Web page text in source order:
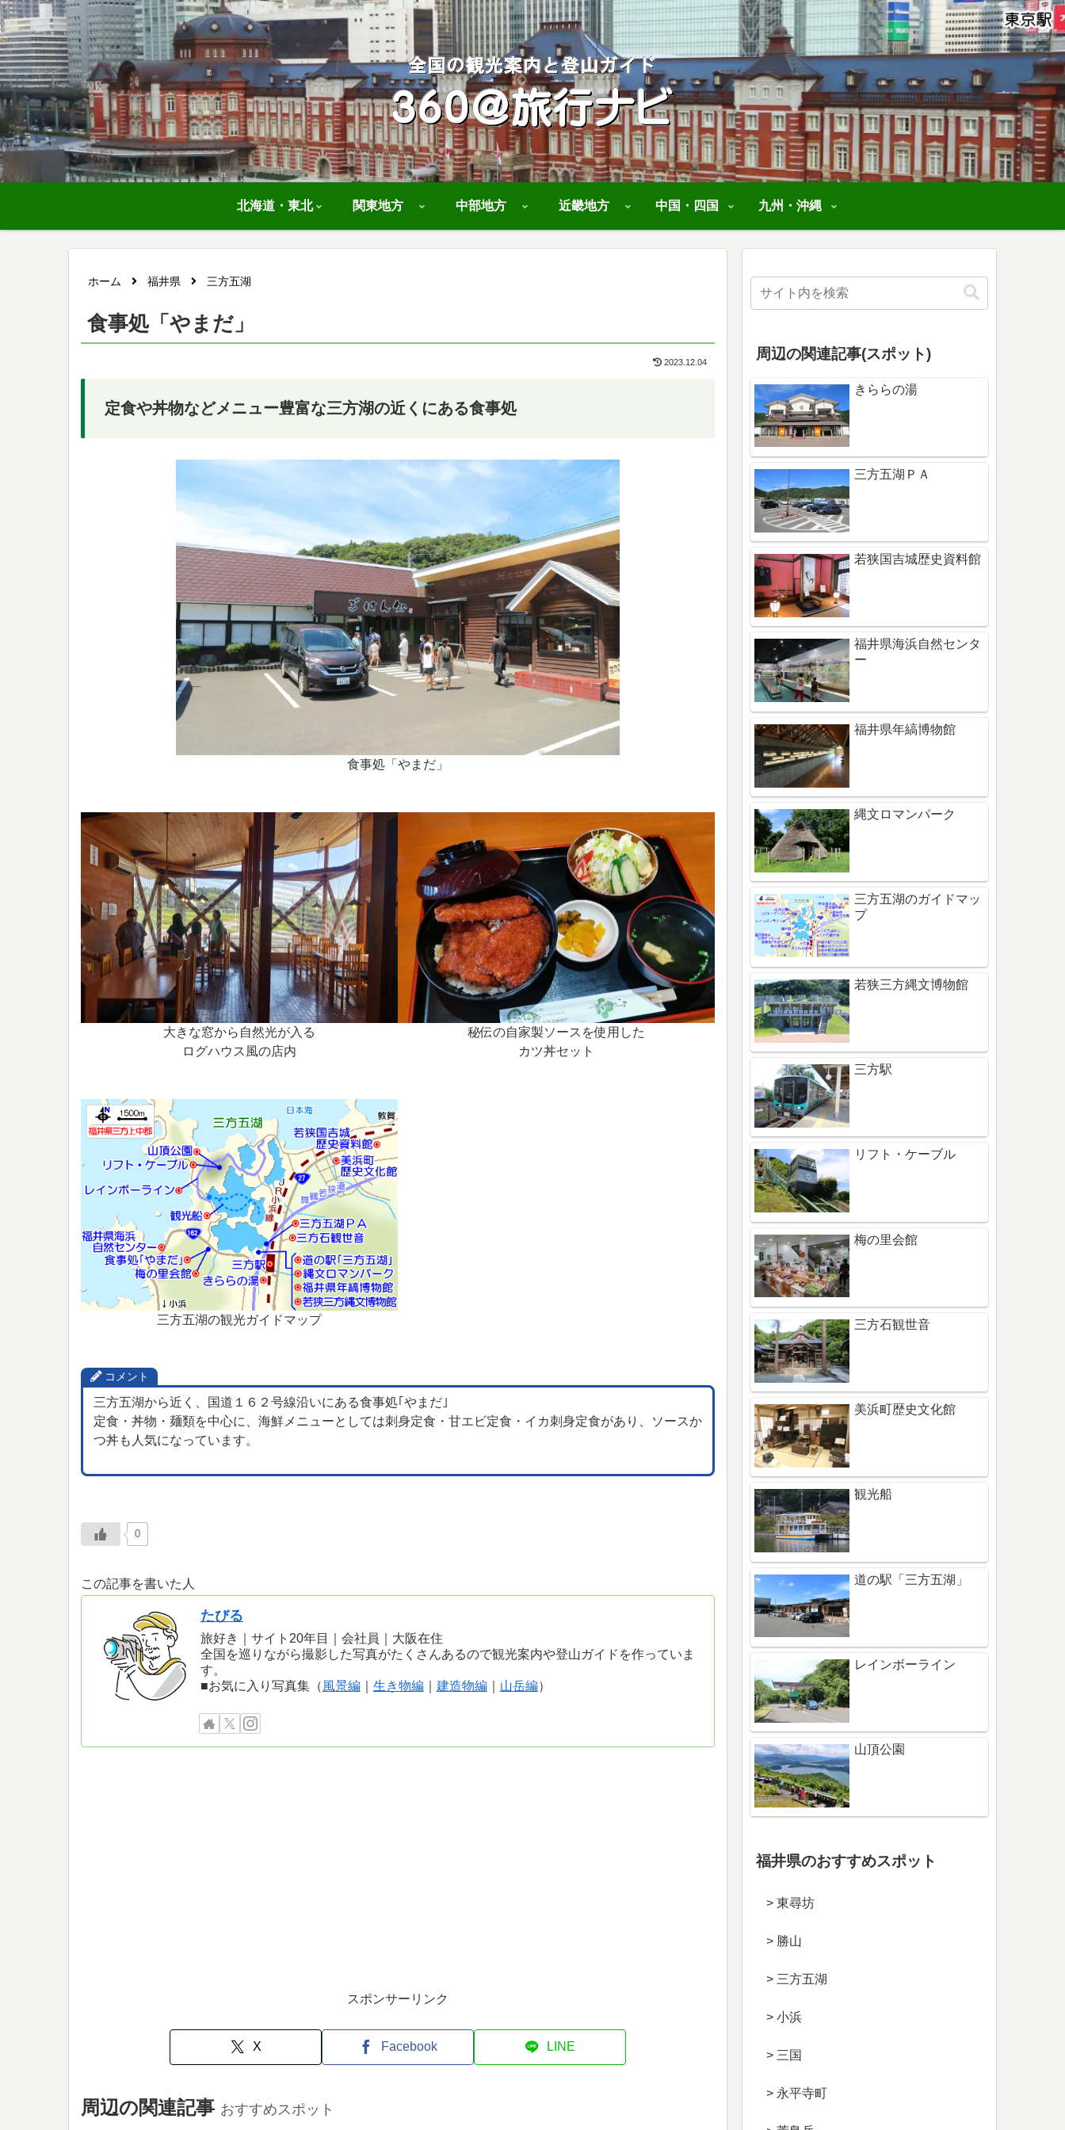
北海道・東北 関東地方 中部地方 近畿地方 中国・四国 九州・沖縄
ホーム 福井県 三方五湖
食事処「やまだ」
2023.12.04
定食や丼物などメニュー豊富な三方湖の近くにある食事処
食事処「やまだ」
大きな窓から自然光が入る
ログハウス風の店内
秘伝の自家製ソースを使用した
カツ丼セット
三方五湖の観光ガイドマップ
コメント
三方五湖から近く、国道１６２号線沿いにある食事処｢やまだ｣
定食・丼物・麺類を中心に、海鮮メニューとしては刺身定食・甘エビ定食・イカ刺身定食があり、ソースか
つ丼も人気になっています。
0
この記事を書いた人
たびる
旅好き｜サイト20年目｜会社員｜大阪在住
全国を巡りながら撮影した写真がたくさんあるので観光案内や登山ガイドを作っていま
す。
■お気に入り写真集（ 風景編｜ 生き物編｜ 建造物編｜ 山岳編）
スポンサーリンク
X Facebook LINE
周辺の関連記事 おすすめスポット
周辺の関連記事(スポット)
きららの湯
三方五湖ＰＡ
若狭国吉城歴史資料館
福井県海浜自然センタ
ー
福井県年縞博物館
縄文ロマンパーク
三方五湖のガイドマッ
プ
若狭三方縄文博物館
三方駅
リフト・ケーブル
梅の里会館
三方石観世音
美浜町歴史文化館
観光船
道の駅「三方五湖」
レインボーライン
山頂公園
福井県のおすすめスポット
> 東尋坊
> 勝山
> 三方五湖
> 小浜
> 三国
> 永平寺町